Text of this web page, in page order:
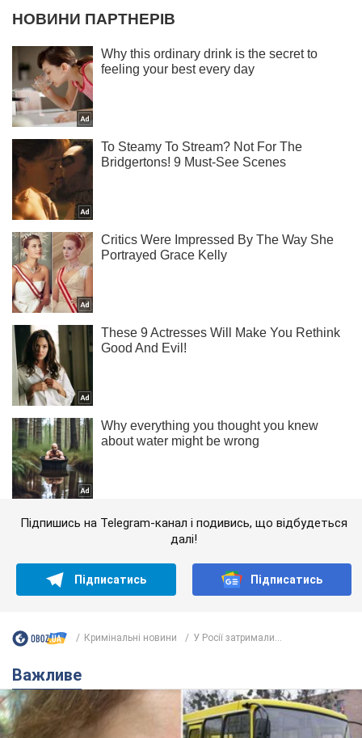
Підпишись на Telegram-канал і подивись, що відбудеться
далі!
Підписатись Підписатись
Кримінальні новини У Росії затримали...
Важливе